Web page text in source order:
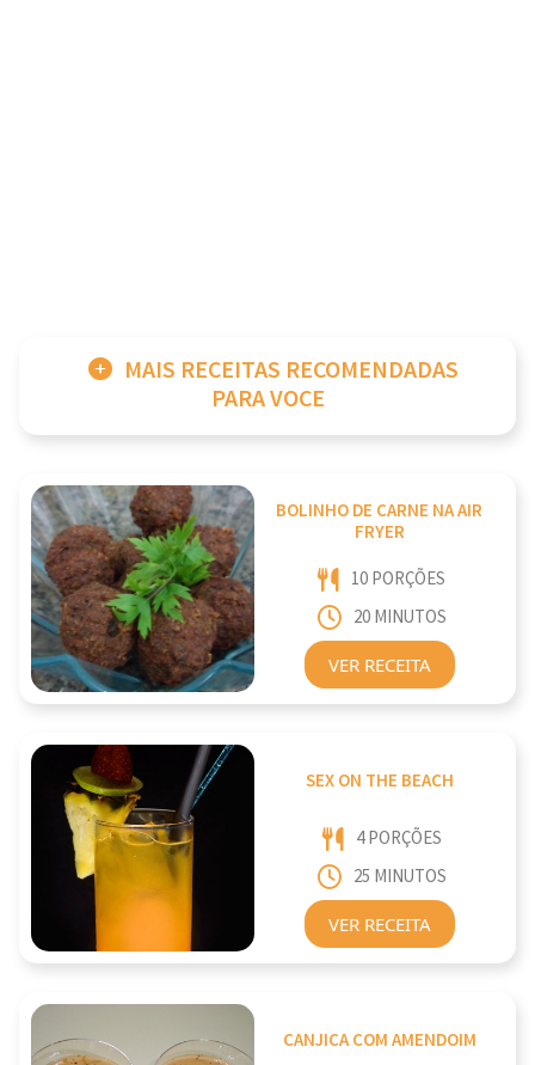
MAIS RECEITAS RECOMENDADAS
PARA VOCE
BOLINHO DE CARNE NA AIR
FRYER
10 PORÇÕES
20 MINUTOS
VER RECEITA
SEX ON THE BEACH
4 PORÇÕES
25 MINUTOS
VER RECEITA
CANJICA COM AMENDOIM